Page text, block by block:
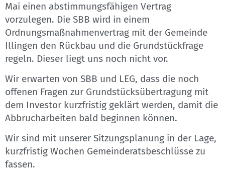
Mai einen abstimmungsfähigen Vertrag
vorzulegen. Die SBB wird in einem
Ordnungsmaßnahmenvertrag mit der Gemeinde
Illingen den Rückbau und die Grundstückfrage
regeln. Dieser liegt uns noch nicht vor.
Wir erwarten von SBB und LEG, dass die noch
offenen Fragen zur Grundstücksübertragung mit
dem Investor kurzfristig geklärt werden, damit die
Abbrucharbeiten bald beginnen können.
Wir sind mit unserer Sitzungsplanung in der Lage,
kurzfristig Wochen Gemeinderatsbeschlüsse zu
fassen.